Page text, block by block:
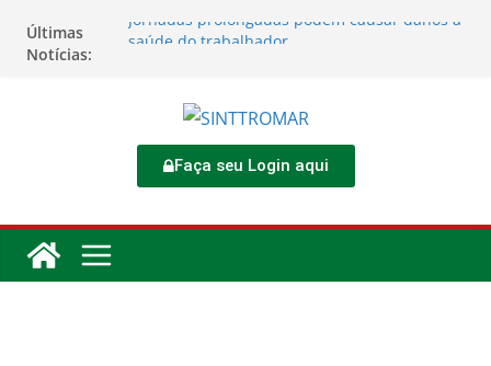
Últimas
Notícias:
Jornadas prolongadas podem causar danos à
saúde do trabalhador
corrige direitos de motoristas da
Transcocamar
dos trabalhadores
Faça seu Login aqui